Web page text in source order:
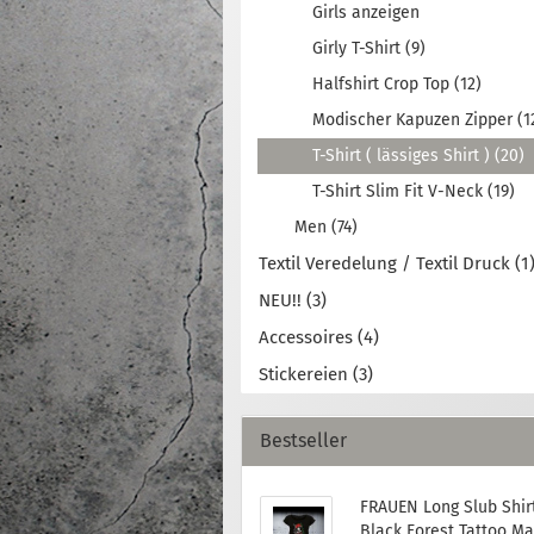
Girls anzeigen
Girly T-Shirt (9)
Halfshirt Crop Top (12)
Modischer Kapuzen Zipper
T-Shirt ( lässiges Shirt ) (20)
T-Shirt Slim Fit V-Neck (19)
Men (74)
Textil Veredelung / Textil Druck (1)
NEU!! (3)
Accessoires (4)
Stickereien (3)
Bestseller
FRAUEN Long Slub